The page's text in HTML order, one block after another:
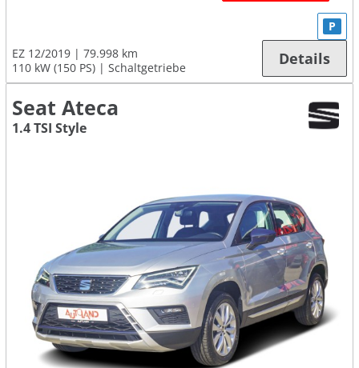
EZ 12/2019
79.998 km
110 kW (150 PS)
Schaltgetriebe
P
Details
Seat Ateca
1.4 TSI Style